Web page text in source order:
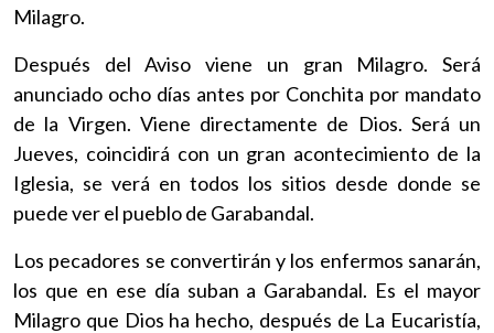
Milagro.
Después del Aviso viene un gran Milagro. Será
anunciado ocho días antes por Conchita por mandato
de la Virgen. Viene directamente de Dios. Será un
Jueves, coincidirá con un gran acontecimiento de la
Iglesia, se verá en todos los sitios desde donde se
puede ver el pueblo de Garabandal.
Los pecadores se convertirán y los enfermos sanarán,
los que en ese día suban a Garabandal. Es el mayor
Milagro que Dios ha hecho, después de La Eucaristía,